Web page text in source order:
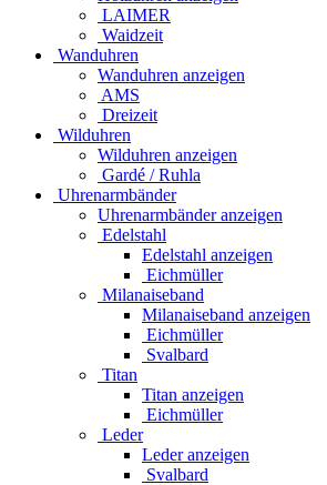
LAIMER
Waidzeit
Wanduhren
Wanduhren anzeigen
AMS
Dreizeit
Wilduhren
Wilduhren anzeigen
Gardé / Ruhla
Uhrenarmbänder
Uhrenarmbänder anzeigen
Edelstahl
Edelstahl anzeigen
Eichmüller
Milanaiseband
Milanaiseband anzeigen
Eichmüller
Svalbard
Titan
Titan anzeigen
Eichmüller
Leder
Leder anzeigen
Svalbard